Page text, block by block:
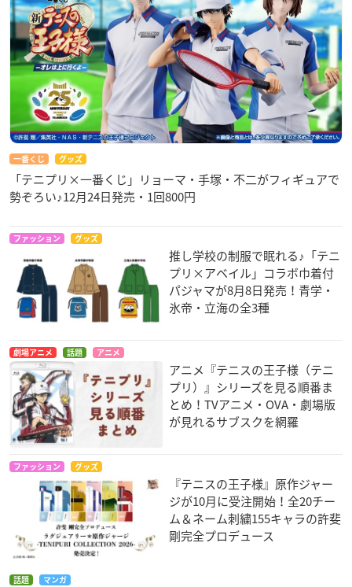
一番くじ グッズ
「テニプリ×一番くじ」リョーマ・手塚・不二がフィギュアで
勢ぞろい♪12月24日発売・1回800円
ファッション グッズ
推し学校の制服で眠れる♪「テニ
プリ×アベイル」コラボ巾着付
パジャマが8月8日発売！青学・
氷帝・立海の全3種
劇場アニメ 話題 アニメ
アニメ『テニスの王子様（テニ
プリ）』シリーズを見る順番ま
とめ！TVアニメ・OVA・劇場版
が見れるサブスクを網羅
ファッション グッズ
『テニスの王子様』原作ジャー
ジが10月に受注開始！全20チー
ム＆ネーム刺繍155キャラの許斐
剛完全プロデュース
話題 マンガ